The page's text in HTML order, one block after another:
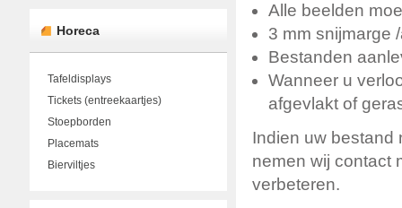
Horeca
Tafeldisplays
Tickets (entreekaartjes)
Stoepborden
Placemats
Bierviltjes
Alle beelden
3 mm snijmarge
Bestanden
Wanneer u
afgevlakt of
Indien uw bestand
nemen wij contact
verbeteren.